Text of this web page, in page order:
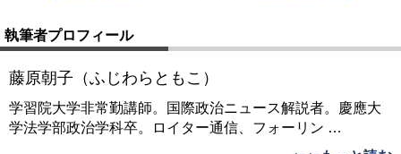
執筆者プロフィール
藤原朝子（ふじわらともこ）
学習院大学非常勤講師。国際政治ニュース解説者。慶應大
学法学部政治学科卒。ロイター通信、フォーリン …